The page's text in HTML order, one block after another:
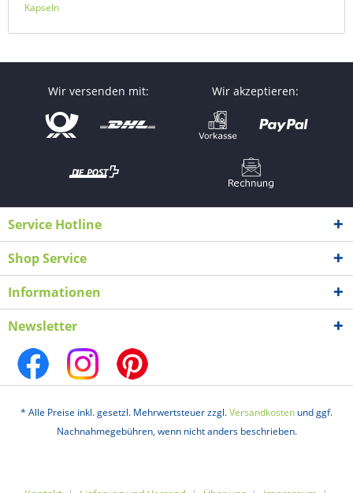
Kapseln
Wir versenden mit: Wir akzeptieren:
Service Hotline
Shop Service
Informationen
Newsletter
* Alle Preise inkl. gesetzl. Mehrwertsteuer zzgl.Versandkosten und ggf.
Nachnahmegebühren, wenn nicht anders beschrieben.